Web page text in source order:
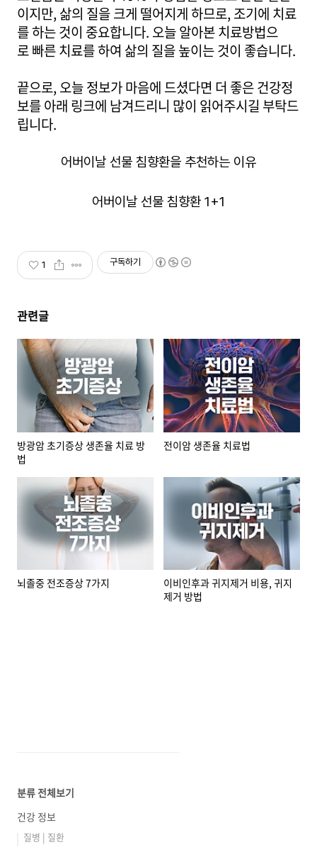
이지만, 삶의 질을 크게 떨어지게 하므로, 조기에 치료
를 하는 것이 중요합니다. 오늘 알아본 치료방법으
로 빠른 치료를 하여 삶의 질을 높이는 것이 좋습니다.
끝으로, 오늘 정보가 마음에 드셨다면 더 좋은 건강정
보를 아래 링크에 남겨드리니 많이 읽어주시길 부탁드
립니다.
어버이날 선물 침향환을 추천하는 이유
어버이날 선물 침향환 1+1
1 구독하기
관련글
방광암 초기증상 생존율 치료 방
법
전이암 생존율 치료법
뇌졸중 전조증상 7가지
이비인후과 귀지제거 비용, 귀지
제거 방법
분류 전체보기
건강 정보
질병 | 질환